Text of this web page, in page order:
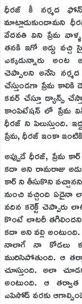
ధీరజ్ కీ నర్మద ఫోన్
మాట్లాడుకుందామని
వేదవతి విని ప్రేమ వాళ్ళ
తనకి ఇగో అడ్డు
ఎక్కడున్నారు అంట
చెప్పాలని అనేసి
చేస్తుండగా ప్రేమ కాలికి
కవర్ చేస్తూ డ్యాన్స్
కాంపిటేషన్ లో ప్రేమ
ధీరజ్ ని పిలుస్తుంది.
ప్రేమ, ధీరజ్ ఇంకా
అప్పుడే ధీరజ్, ప్రేమ
కదా అని రామరాజు
కార్ ని తీసుకొని
నుంచి వచ్చింది ఏదైనా
వదిన కరెక్ట్ చెప్పారు
కొంటే లాటరీ తగిలిందని
కదా అని వల్లి
నాలాగే నా కోడలు
మురిసిపోతుంది. ఆ
చూస్తుంది. అలా
అంటుంది. ఆ
ఎపిసోడ్ వరకు